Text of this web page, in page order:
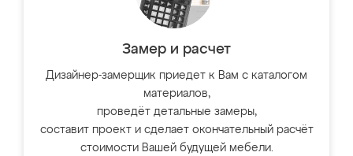
Замер и расчет
Дизайнер-замерщик приедет к Вам с каталогом
материалов,
проведёт детальные замеры,
составит проект и сделает окончательный расчёт
стоимости Вашей будущей мебели.